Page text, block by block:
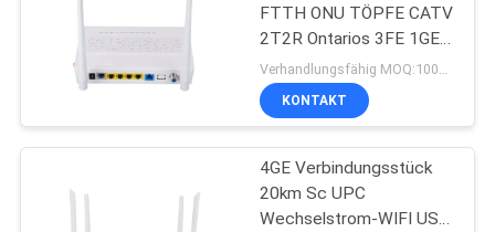
FTTH ONU TÖPFE CATV
2T2R Ontarios 3FE 1GE
WIFI Gewinn-Frequenz
2.4G Modus-5DBI
KONTAKT
4GE Verbindungsstück
20km Sc UPC
Wechselstrom-WIFI USB